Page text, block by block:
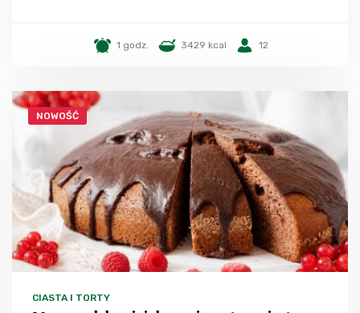
1 godz. 3429 kcal 12
NOWOŚĆ
CIASTA I TORTY